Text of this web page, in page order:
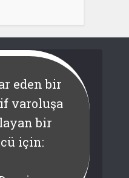
eden bir
varoluşa
bir
için: